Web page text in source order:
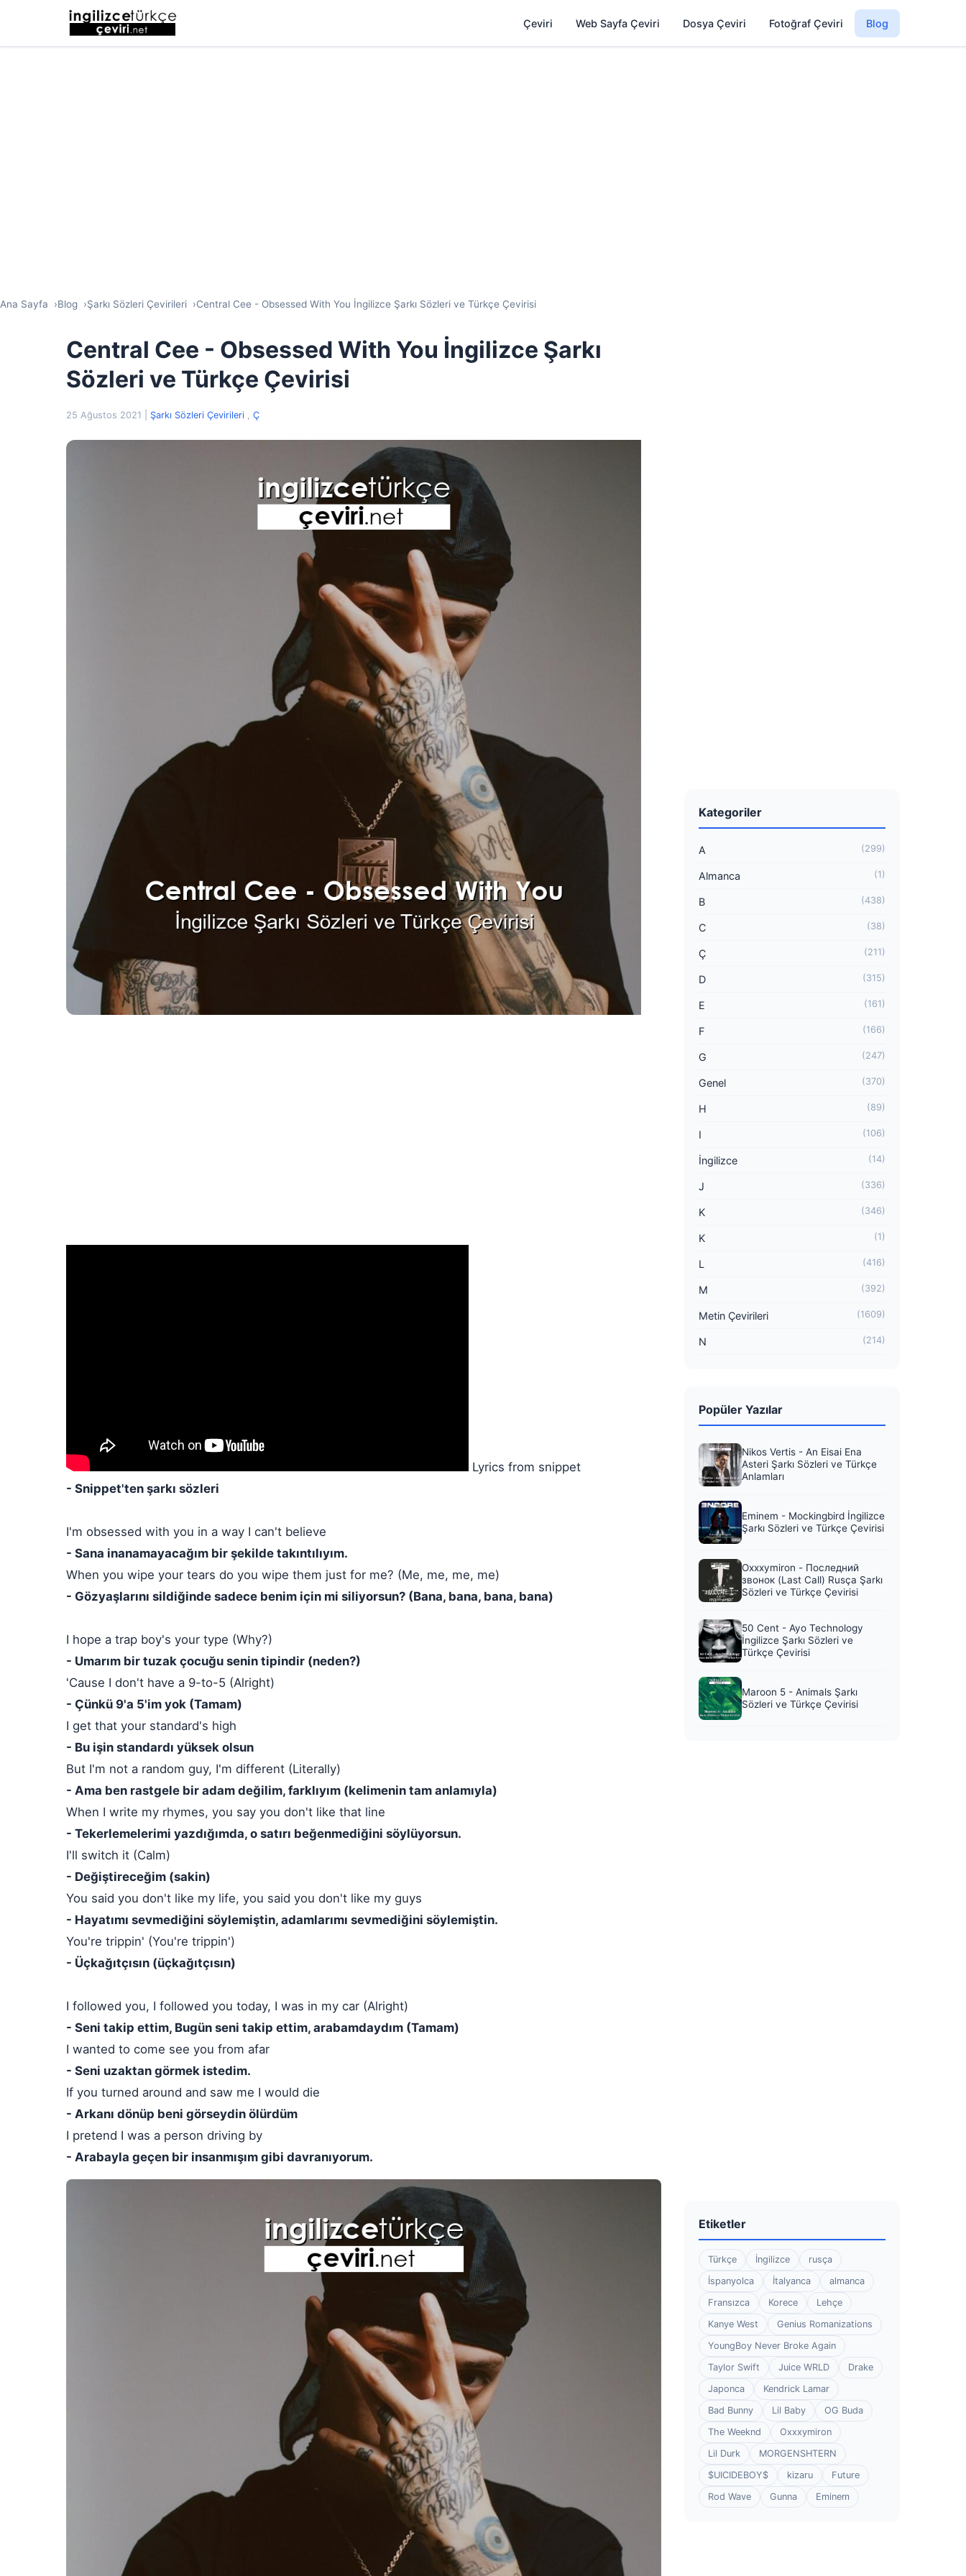
Çeviri Web Sayfa Çeviri Dosya Çeviri Fotoğraf Çeviri Blog
Ana Sayfa Blog Şarkı Sözleri Çevirileri Central Cee - Obsessed With You İngilizce Şarkı Sözleri ve Türkçe Çevirisi
Central Cee - Obsessed With You İngilizce Şarkı
Sözleri ve Türkçe Çevirisi
25 Ağustos 2021 Şarkı Sözleri Çevirileri , Ç
Lyrics from snippet
- Snippet'ten şarkı sözleri
I'm obsessed with you in a way I can't believe
- Sana inanamayacağım bir şekilde takıntılıyım.
When you wipe your tears do you wipe them just for me? (Me, me, me, me)
- Gözyaşlarını sildiğinde sadece benim için mi siliyorsun? (Bana, bana, bana, bana)
I hope a trap boy's your type (Why?)
- Umarım bir tuzak çocuğu senin tipindir (neden?)
'Cause I don't have a 9-to-5 (Alright)
- Çünkü 9'a 5'im yok (Tamam)
I get that your standard's high
- Bu işin standardı yüksek olsun
But I'm not a random guy, I'm different (Literally)
- Ama ben rastgele bir adam değilim, farklıyım (kelimenin tam anlamıyla)
When I write my rhymes, you say you don't like that line
- Tekerlemelerimi yazdığımda, o satırı beğenmediğini söylüyorsun.
I'll switch it (Calm)
- Değiştireceğim (sakin)
You said you don't like my life, you said you don't like my guys
- Hayatımı sevmediğini söylemiştin, adamlarımı sevmediğini söylemiştin.
You're trippin' (You're trippin')
- Üçkağıtçısın (üçkağıtçısın)
I followed you, I followed you today, I was in my car (Alright)
- Seni takip ettim, Bugün seni takip ettim, arabamdaydım (Tamam)
I wanted to come see you from afar
- Seni uzaktan görmek istedim.
If you turned around and saw me I would die
- Arkanı dönüp beni görseydin ölürdüm
I pretend I was a person driving by
- Arabayla geçen bir insanmışım gibi davranıyorum.
Kategoriler
A (299)
Almanca (1)
B (438)
C (38)
Ç (211)
D (315)
E (161)
F (166)
G (247)
Genel (370)
H (89)
I (106)
İngilizce (14)
J (336)
K (346)
K (1)
L (416)
M (392)
Metin Çevirileri (1609)
N (214)
Popüler Yazılar
Nikos Vertis - An Eisai Ena
Asteri Şarkı Sözleri ve Türkçe
Anlamları
Eminem - Mockingbird İngilizce
Şarkı Sözleri ve Türkçe Çevirisi
Oxxxymiron - Последний
звонок (Last Call) Rusça Şarkı
Sözleri ve Türkçe Çevirisi
50 Cent - Ayo Technology
İngilizce Şarkı Sözleri ve
Türkçe Çevirisi
Maroon 5 - Animals Şarkı
Sözleri ve Türkçe Çevirisi
Etiketler
Türkçe İngilizce
rusça
İspanyolca
İtalyanca
almanca
Fransızca
Korece
Lehçe
Kanye West
Genius Romanizations
YoungBoy Never Broke Again
Taylor Swift
Juice WRLD
Drake
Japonca
Kendrick Lamar
Bad Bunny
Lil Baby
OG Buda
The Weeknd
Oxxxymiron
Lil Durk
MORGENSHTERN
$UICIDEBOY$
kizaru
Future
Rod Wave
Gunna Eminem